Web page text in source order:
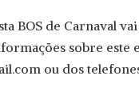
BOS de Carnaval
sobre este
ou dos